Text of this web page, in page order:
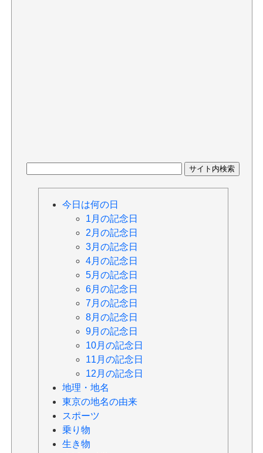
今日は何の日
1月の記念日
2月の記念日
3月の記念日
4月の記念日
5月の記念日
6月の記念日
7月の記念日
8月の記念日
9月の記念日
10月の記念日
11月の記念日
12月の記念日
地理・地名
東京の地名の由来
スポーツ
乗り物
生き物